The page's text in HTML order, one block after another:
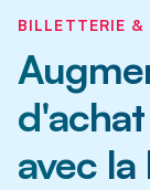
BILLETTERIE &
avec